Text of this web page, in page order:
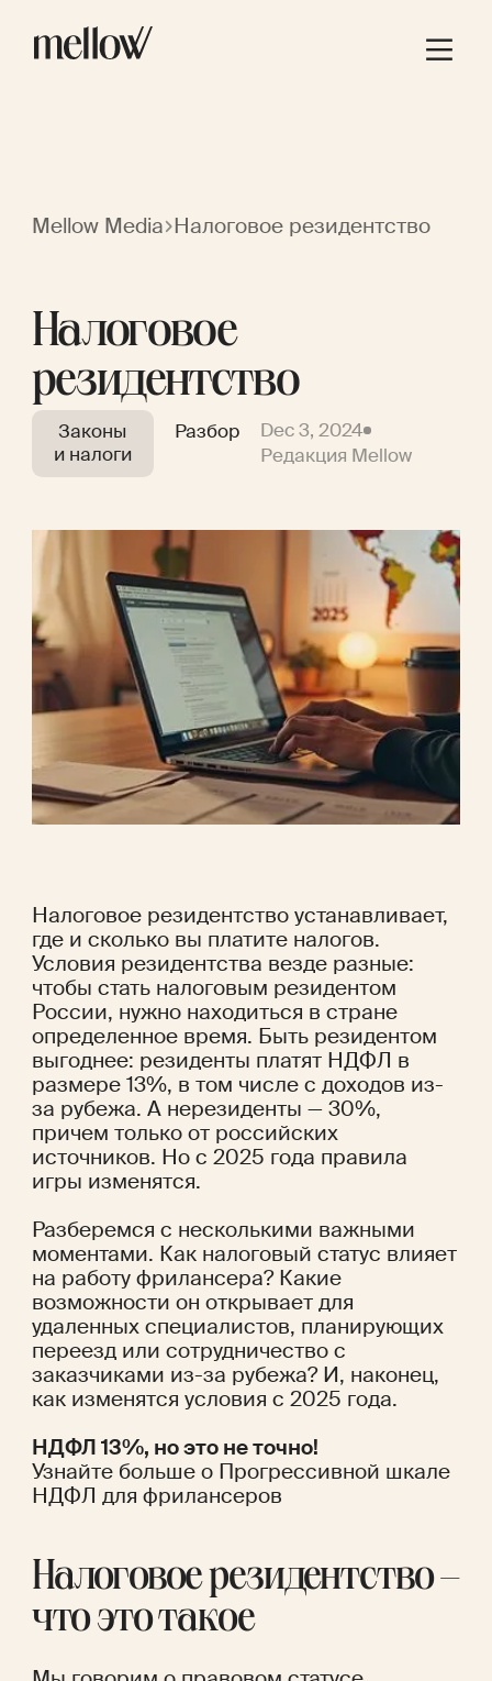
Mellow Media Налоговое резидентство
Налоговое
резидентство
Законы
и налоги
Разбор
Dec 3, 2024
Редакция Mellow
Налоговое резидентство устанавливает,
где и сколько вы платите налогов.
Условия резидентства везде разные:
чтобы стать налоговым резидентом
России, нужно находиться в стране
определенное время. Быть резидентом
выгоднее: резиденты платят НДФЛ в
размере 13%, в том числе с доходов из-
за рубежа. А нерезиденты — 30%,
причем только от российских
источников. Но с 2025 года правила
игры изменятся.
Разберемся с несколькими важными
моментами. Как налоговый статус влияет
на работу фрилансера? Какие
возможности он открывает для
удаленных специалистов, планирующих
переезд или сотрудничество с
заказчиками из-за рубежа? И, наконец,
как изменятся условия с 2025 года.
НДФЛ 13%, но это не точно!
Узнайте больше о Прогрессивной шкале
НДФЛ для фрилансеров
Налоговое резидентство –
что это такое